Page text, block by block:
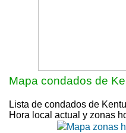
Mapa condados de
Lista de condados de
Hora local actual y zonas